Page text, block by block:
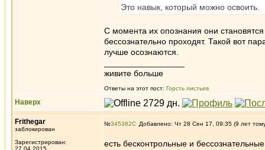
Это навык, который можно освоить.
С момента их опознания они
бессознательно проходят. Такой вот
лучше осознаются.
живите больше
Ответы на этот пост: Горсть листьев
Наверх
Frithegar
заблокирован
Зарегистрирован:
27.04.2015
№345382 Добавлено: Чт 28 Сен 17, 09:35 (9 лет
есть бесконтрольные и